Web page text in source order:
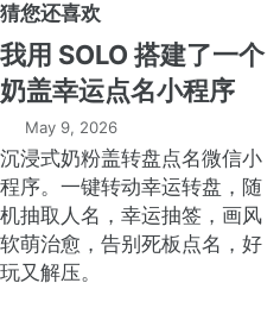
猜您还喜欢
我用 SOLO 搭建了一个
奶盖幸运点名小程序
May 9, 2026
沉浸式奶粉盖转盘点名微信小
程序。一键转动幸运转盘，随
机抽取人名，幸运抽签，画风
软萌治愈，告别死板点名，好
玩又解压。